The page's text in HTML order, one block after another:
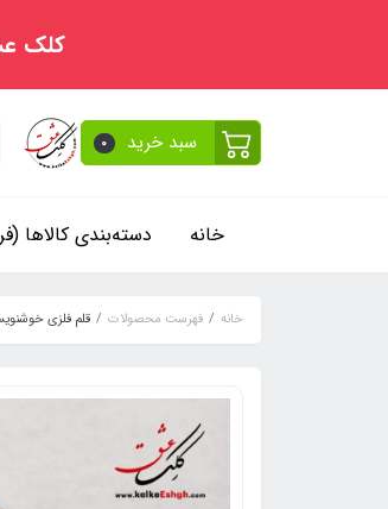
کلک
سبد خرید 0
خانه دسته‌بندی کالاها
خانه فهرست محصولات قلم فلزی خوشنویسی